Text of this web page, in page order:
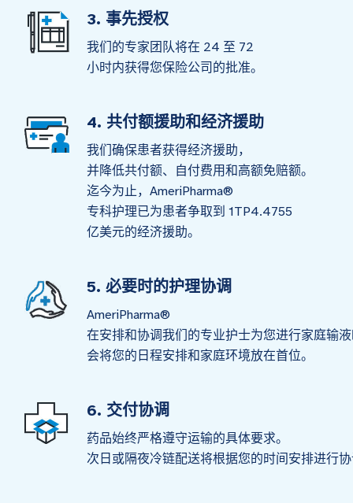
3. 事先授权
我们的专家团队将在 24 至 72
小时内获得您保险公司的批准。
4. 共付额援助和经济援助
我们确保患者获得经济援助，
并降低共付额、自付费用和高额免赔额。
迄今为止，AmeriPharma®
专科护理已为患者争取到 1TP4.4755
亿美元的经济援助。
5. 必要时的护理协调
AmeriPharma®
在安排和协调我们的专业护士为您进行家庭输
会将您的日程安排和家庭环境放在首位。
6. 交付协调
药品始终严格遵守运输的具体要求。
次日或隔夜冷链配送将根据您的时间安排进行